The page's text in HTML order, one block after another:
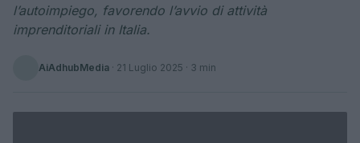
l’autoimpiego, favorendo l’avvio di attività
imprenditoriali in Italia.
AiAdhubMedia · 21 Luglio 2025 · 3 min